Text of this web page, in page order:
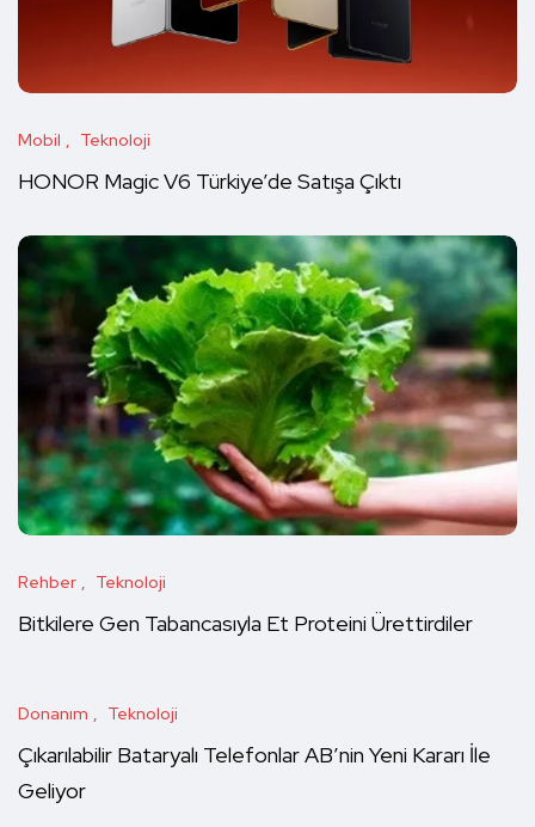
Mobil Teknoloji
HONOR Magic V6 Türkiye’de Satışa Çıktı
Rehber Teknoloji
Bitkilere Gen Tabancasıyla Et Proteini Ürettirdiler
Donanım Teknoloji
Çıkarılabilir Bataryalı Telefonlar AB’nin Yeni Kararı İle
Geliyor